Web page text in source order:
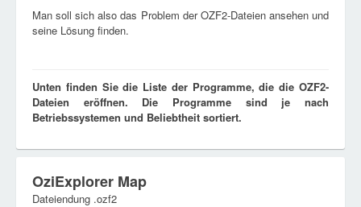
Man soll sich also das Problem der OZF2-Dateien ansehen und
seine Lösung finden.
Unten finden Sie die Liste der Programme, die die OZF2-
Dateien eröffnen. Die Programme sind je nach
Betriebssystemen und Beliebtheit sortiert.
OziExplorer Map
Dateiendung .ozf2